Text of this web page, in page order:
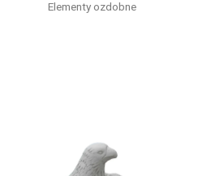
Elementy ozdobne